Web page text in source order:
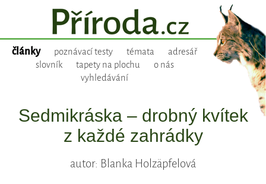
články poznávací testy témata
adresář
slovník
tapety na plochu
o nás
vyhledávání
Sedmikráska – drobný kvítek
z každé zahrádky
autor: Blanka Holzäpfelová